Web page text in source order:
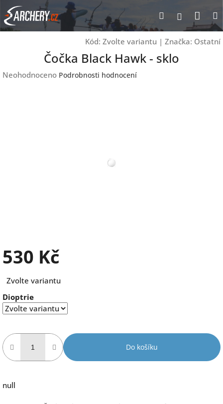
Přejít
na
obsah
Hledat
Kód: Zvolte variantu | Značka: Ostatní
Čočka Black Hawk - sklo
Průměrné
Neohodnoceno Podrobnosti hodnocení
530 Kč
cena:
Zvolte variantu
Dioptrie
Do košíku
null